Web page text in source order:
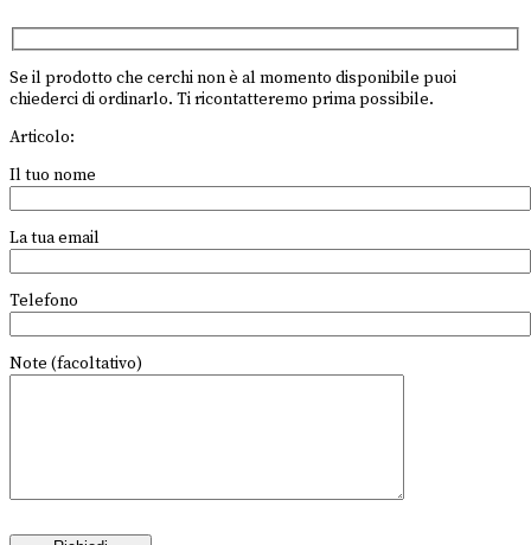
Se il prodotto che cerchi non è al momento disponibile puoi
chiederci di ordinarlo. Ti ricontatteremo prima possibile.
Articolo:
Il tuo nome
La tua email
Telefono
Note (facoltativo)